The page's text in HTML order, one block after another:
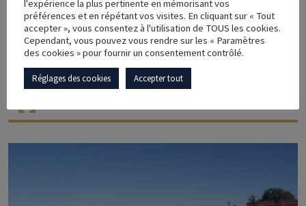
OFFRES
AVIS CLIENT
ACTUS
Terrain à BOURG EN BRESSE
l'expérience la plus pertinente en mémorisant vos
préférences et en répétant vos visites. En cliquant sur « Tout
accepter », vous consentez à l'utilisation de TOUS les cookies.
Cependant, vous pouvez vous rendre sur les « Paramètres
des cookies » pour fournir un consentement contrôlé.
Réglages des cookies Accepter tout